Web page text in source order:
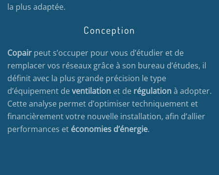
la plus adaptée.
Conception
Copair peut s’occuper pour vous d’étudier et de
remplacer vos réseaux grâce à son bureau d’études, il
définit avec la plus grande précision le type
d’équipement deventilation et de régulationà adopter.
Cette analyse permet d’optimiser techniquement et
financièrement votre nouvelle installation, afin d’allier
performances et économies d’énergie.